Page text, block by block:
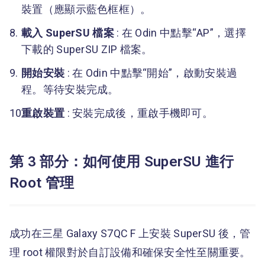
裝置（應顯示藍色框框）。
載入 SuperSU 檔案: 在 Odin 中點擊“AP”，選擇
下載的 SuperSU ZIP 檔案。
開始安裝 : 在 Odin 中點擊“開始”，啟動安裝過
程。等待安裝完成。
重啟裝置 : 安裝完成後，重啟手機即可。
第 3 部分：如何使用 SuperSU 進行
Root 管理
成功在三星 Galaxy S7QC F 上安裝 SuperSU 後，管
理 root 權限對於自訂設備和確保安全性至關重要。